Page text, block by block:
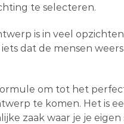
te selecteren.
is in veel
dat de mensen
om tot het
te komen. Het is
zaak waar je je eigen